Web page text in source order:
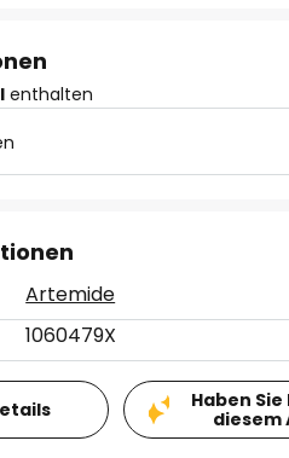
enthalten
Artemide
1060479X
Haben
diesem